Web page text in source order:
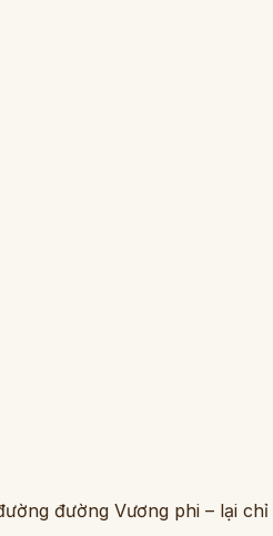
đường Vương phi – lại